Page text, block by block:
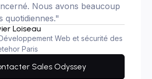
Nous avons beaucoup
quotidiennes."
Loiseau
Web et sécurité des
Paris
Sales Odyssey